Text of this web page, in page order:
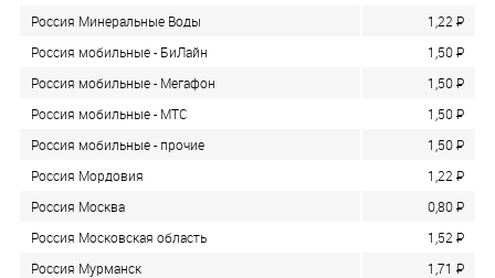
Россия Минеральные Воды
1,22 P
Россия мобильные - БиЛайн
1,50P
Россия мобильные - Мегафон
1,50P
Россия мобильные - МТС
1,50P
Россия мобильные - прочие
1,50P
Россия Мордовия
1,22 P
Россия Москва
0,80P
Россия Московская область
1,52 P
Россия Мурманск
1,71 P